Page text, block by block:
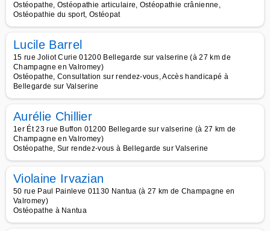
Ostéopathe, Ostéopathie articulaire, Ostéopathie crânienne,
Ostéopathie du sport, Ostéopat
Lucile Barrel
15 rue Joliot Curie 01200 Bellegarde sur valserine (à 27 km de
Champagne en Valromey)
Ostéopathe, Consultation sur rendez-vous, Accès handicapé à
Bellegarde sur Valserine
Aurélie Chillier
1er Ét 23 rue Buffon 01200 Bellegarde sur valserine (à 27 km de
Champagne en Valromey)
Ostéopathe, Sur rendez-vous à Bellegarde sur Valserine
Violaine Irvazian
50 rue Paul Painleve 01130 Nantua (à 27 km de Champagne en
Valromey)
Ostéopathe à Nantua